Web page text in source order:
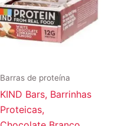
Barras de proteína
KIND Bars, Barrinhas
Proteicas,